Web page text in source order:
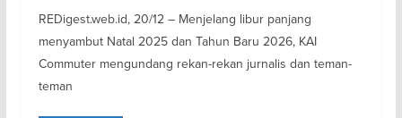
REDigest.web.id, 20/12 – Menjelang libur panjang
menyambut Natal 2025 dan Tahun Baru 2026, KAI
Commuter mengundang rekan-rekan jurnalis dan teman-
teman